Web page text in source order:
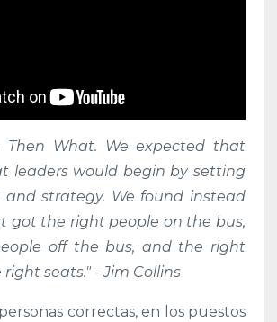
Then What. We expected that
leaders would begin by setting
and strategy. We found instead
got the right people on the bus,
off the bus, and the right
right seats." -Jim Collins
personas correctas, en los puestos